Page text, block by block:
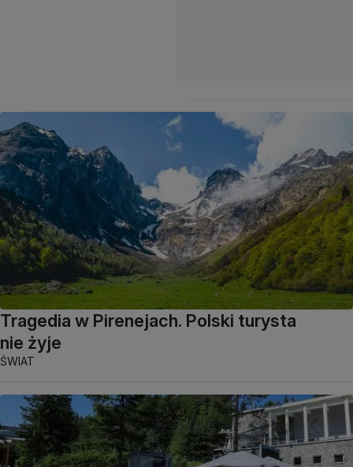
Tragedia w Pirenejach. Polski turysta
nie żyje
ŚWIAT